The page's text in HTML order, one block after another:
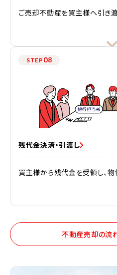
ご売却不動産を買主様へ引き渡
STEP 08
残代金決済・引渡し
買主様から残代金を受領し、物
不動産売却の流